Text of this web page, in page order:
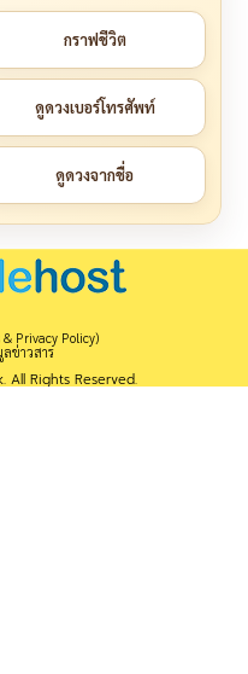
กราฟชีวิต
ดูดวงเบอร์โทรศัพท์
ดูดวงจากชื่อ
Privacy Policy)
ข่าวสาร
All Rights Reserved.